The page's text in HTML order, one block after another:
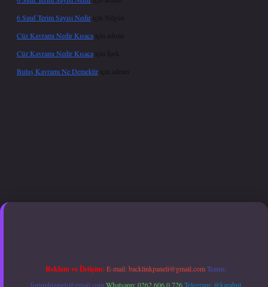
6 Sınıf Terim Sayısı Nedir için Nilgün
Cüz Kavramı Nedir Kısaca için
admin
Cüz Kavramı Nedir Kısaca için İpek
Buluş Kavramı Ne Demektir için admin
giriş adresi güncellendibetexper.xyzhiltonbet güncel giriş
Reklam ve İletişim: E-mail:backlinkpaneli@gmail.com Teams:
forumhizmeti@gmail.comWhatsapp: 0262 606 0 726Telegram: @karabul